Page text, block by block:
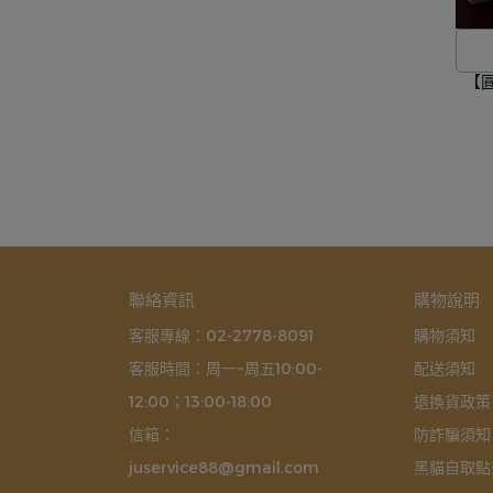
聯絡資訊
客服專線：02-2778-8091
客服時間：周一~周五10:00-
12:00；13:00-18:00
信箱：
juservice88@gmail.com
購物說明
購物須知
配送須知
退換貨政策
防詐騙須知
黑貓自取